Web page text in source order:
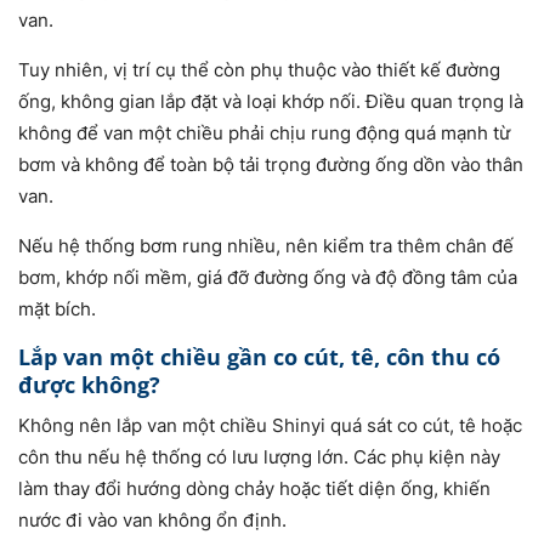
van.
Tuy nhiên, vị trí cụ thể còn phụ thuộc vào thiết kế đường
ống, không gian lắp đặt và loại khớp nối. Điều quan trọng là
không để van một chiều phải chịu rung động quá mạnh từ
bơm và không để toàn bộ tải trọng đường ống dồn vào thân
van.
Nếu hệ thống bơm rung nhiều, nên kiểm tra thêm chân đế
bơm, khớp nối mềm, giá đỡ đường ống và độ đồng tâm của
mặt bích.
Lắp van một chiều gần co cút, tê, côn thu có
được không?
Không nên lắp van một chiều Shinyi quá sát co cút, tê hoặc
côn thu nếu hệ thống có lưu lượng lớn. Các phụ kiện này
làm thay đổi hướng dòng chảy hoặc tiết diện ống, khiến
nước đi vào van không ổn định.